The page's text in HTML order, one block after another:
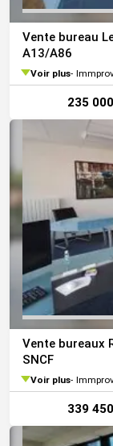
Vente bureau
A13/A86
Voir plus
235 000
Vente bureaux
SNCF
Voir plus
339 450